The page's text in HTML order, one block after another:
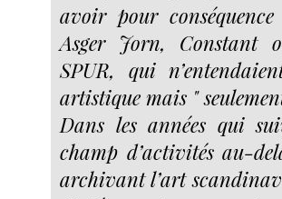
avoir pour
Asger Jorn, Constant
SPUR, qui
artistique mais "
Dans les années qui
champ d’activités au-
archivant l’art